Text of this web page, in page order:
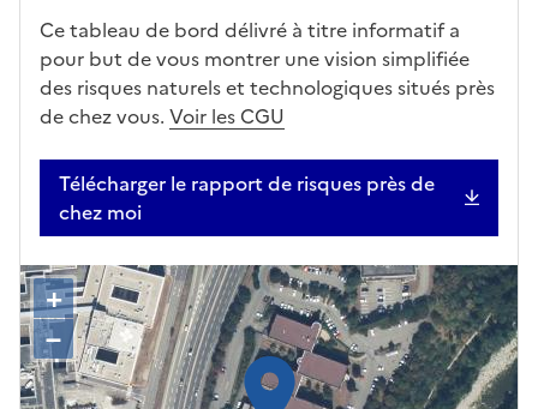
Ce tableau de bord délivré à titre informatif a
pour but de vous montrer une vision simplifiée
des risques naturels et technologiques situés près
de chez vous. Voir les CGU
Télécharger le rapport de risques près de
chez moi
+
–